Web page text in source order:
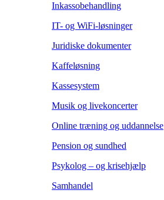
Inkassobehandling
IT- og WiFi-løsninger
Juridiske dokumenter
Kaffeløsning
Kassesystem
Musik og livekoncerter
Online træning og uddannelse
Pension og sundhed
Psykolog – og krisehjælp
Samhandel